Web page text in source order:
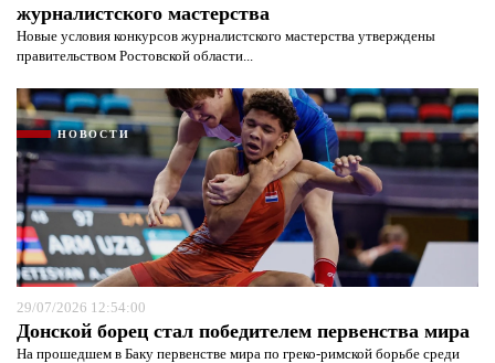
журналистского мастерства
Новые условия конкурсов журналистского мастерства утверждены
правительством Ростовской области...
НОВОСТИ
29/07/2026 12:54:00
Донской борец стал победителем первенства мира
На прошедшем в Баку первенстве мира по греко-римской борьбе среди